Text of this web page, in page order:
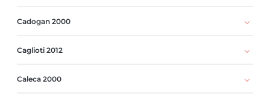
Cadogan 2000
Caglioti 2012
Caleca 2000